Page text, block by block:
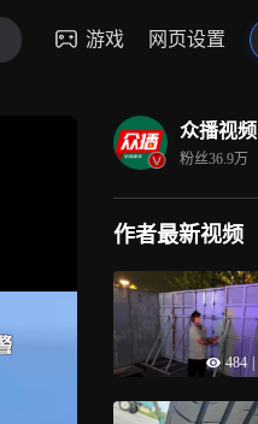
游戏 网页设置
众播视频
粉丝36.9万
作者最新视频
484